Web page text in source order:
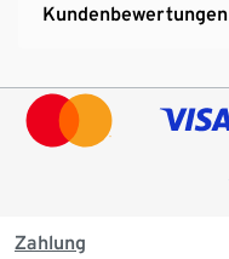
Kundenbewertungen
Zahlung